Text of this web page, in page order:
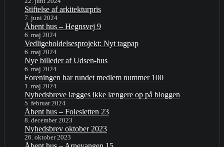
Stiftelse af arkitekturpris
7. juni 2024
Åbent hus – Hegnsvej 9
6. maj 2024
Vedligeholdelsesprojekt: Nyt tagpap
6. maj 2024
Nye billeder af Udsen-hus
6. maj 2024
Foreningen har rundet medlem nummer 100
1. maj 2024
Nyhedsbreve lægges ikke længere op på bloggen
5. februar 2024
Åbent hus – Folesletten 23
8. december 2023
Nyhedsbrev oktober 2023
26. oktober 2023